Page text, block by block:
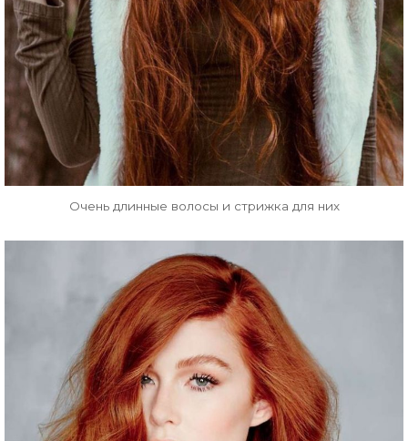
Очень длинные волосы и стрижка для них